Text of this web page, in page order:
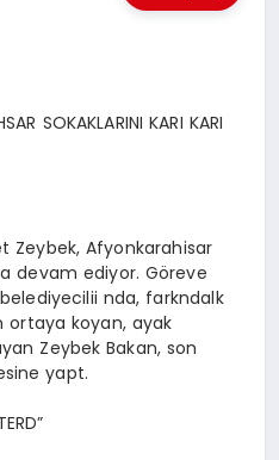
SOKAKLARINI KARI KARI
Zeybek, Afyonkarahisar
devam ediyor. Göreve
nda, farkndalk
koyan, ayak
Zeybek Bakan, son
yapt.